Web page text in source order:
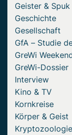
Geister & Spuk
Geschichte
Gesellschaft
GfA – Studie
GreWi
GreWi-Dossier
Interview
Kino & TV
Kornkreise
Körper & Geist
Kryptozoologie